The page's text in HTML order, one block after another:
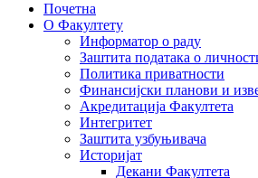
Почетна
О Факултету
Информатор о раду
Заштита података о
Политика приватности
Финансијски планови и
Акредитација Факултета
Интегритет
Заштита узбуњивача
Историјат
Декани Факултета